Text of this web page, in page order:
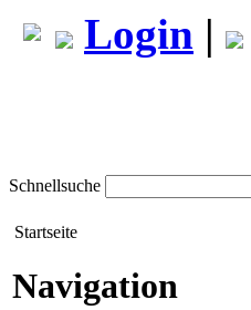
Login |
Schnellsuche
Startseite
Navigation